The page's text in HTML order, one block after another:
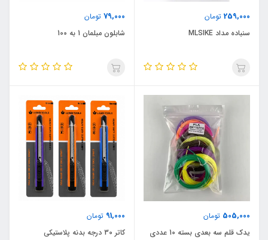
259,000 تومان
سنباده مداد MLSIKE
79,000 تومان
شابلون مبلمان 1 به 100
505,000 تومان
یدک قلم سه بعدی بسته 10 عددی
91,000 تومان
کاتر 30 درجه بدنه پلاستیکی